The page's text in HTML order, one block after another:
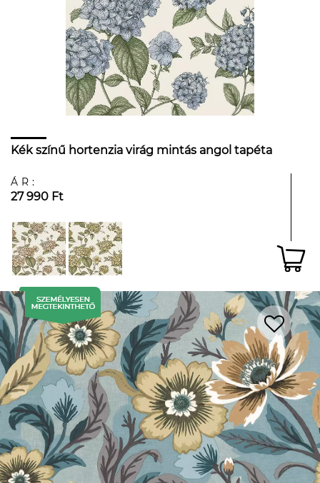
Kék színű hortenzia virág mintás angol tapéta
ÁR:
27 990 Ft